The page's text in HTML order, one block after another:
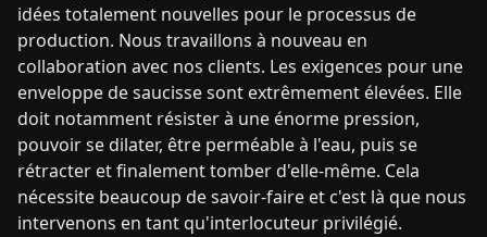
idées totalement nouvelles pour le processus de
production. Nous travaillons à nouveau en
collaboration avec nos clients. Les exigences pour une
enveloppe de saucisse sont extrêmement élevées. Elle
doit notamment résister à une énorme pression,
pouvoir se dilater, être perméable à l'eau, puis se
rétracter et finalement tomber d'elle-même. Cela
nécessite beaucoup de savoir-faire et c'est là que nous
intervenons en tant qu'interlocuteur privilégié.